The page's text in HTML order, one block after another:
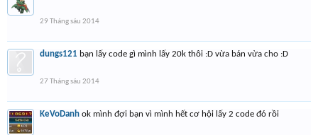
29 Tháng sáu 2014
dungs121 bạn lấy code gì mình lấy 20k thôi :D vừa bán vừa cho :D
27 Tháng sáu 2014
KeVoDanh ok mình đợi bạn vì mình hết cơ hội lấy 2 code đó rồi